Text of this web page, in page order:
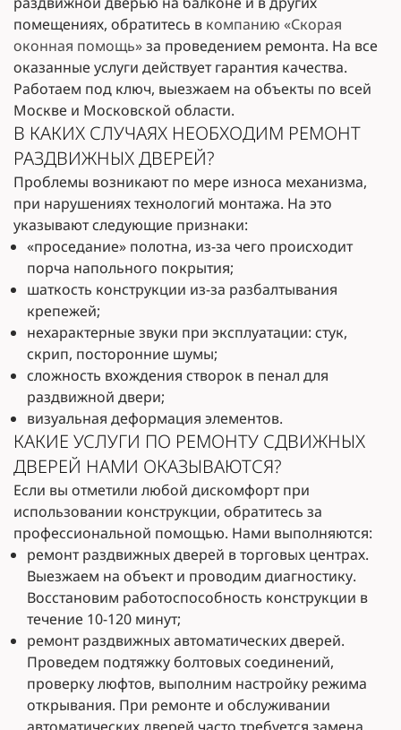
помещениях, обратитесь в компанию «Скорая
оконная помощь»за проведением ремонта. На все
оказанные услуги действует гарантия качества.
Работаем под ключ, выезжаем на объекты по всей
Москве и Московской области.
В КАКИХ СЛУЧАЯХ НЕОБХОДИМ РЕМОНТ
РАЗДВИЖНЫХ ДВЕРЕЙ?
Проблемы возникают по мере износа механизма,
при нарушениях технологий монтажа. На это
указывают следующие признаки:
«проседание» полотна, из-за чего происходит
порча напольного покрытия;
шаткость конструкции из-за разбалтывания
крепежей;
нехарактерные звуки при эксплуатации: стук,
скрип, посторонние шумы;
сложность вхождения створок в пенал для
раздвижной двери;
визуальная деформация элементов.
КАКИЕ УСЛУГИ ПО РЕМОНТУ СДВИЖНЫХ
ДВЕРЕЙ НАМИ ОКАЗЫВАЮТСЯ?
Если вы отметили любой дискомфорт при
использовании конструкции, обратитесь за
профессиональной помощью. Нами выполняются:
ремонт раздвижных дверей в торговых центрах.
Выезжаем на объект и проводим диагностику.
Восстановим работоспособность конструкции в
течение 10-120 минут;
ремонт раздвижных автоматических дверей.
Проведем подтяжку болтовых соединений,
проверку люфтов, выполним настройку режима
открывания. При ремонте и обслуживании